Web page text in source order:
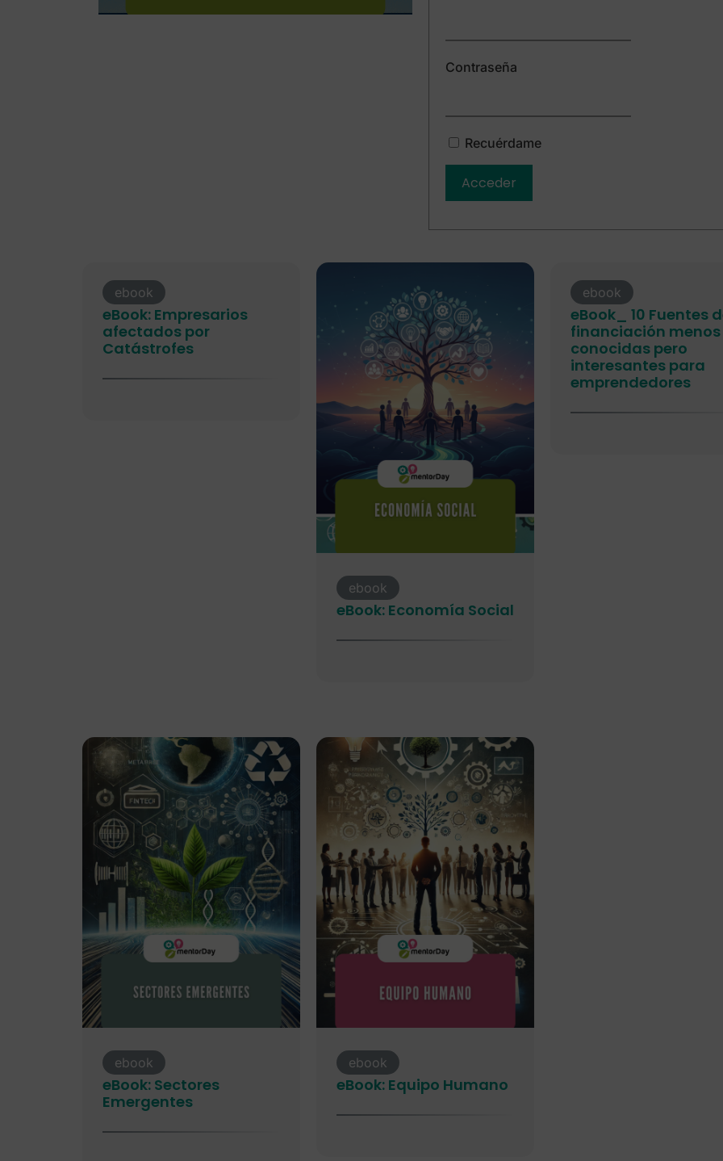
Contraseña
Recuérdame
ebook
eBook: Empresarios
afectados por
Catástrofes
ebook
eBook: Economía Social
ebook
eBook_ 10 Fuentes
financiación menos
conocidas pero
interesantes para
emprendedores
ebook
eBook: Sectores
Emergentes
ebook
eBook: Equipo Humano